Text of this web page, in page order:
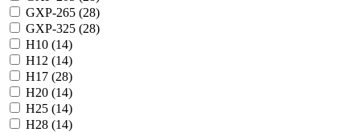
GXP-265 (28)
GXP-325 (28)
H10 (14)
H12 (14)
H17 (28)
H20 (14)
H25 (14)
H28 (14)